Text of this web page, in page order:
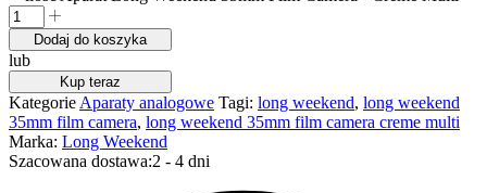
Dodaj do koszyka
lub
Kup teraz
Kategorie Aparaty analogowe Tagi: long weekend, long weekend
35mm film camera, long weekend 35mm film camera creme multi
Marka: Long Weekend
Szacowana dostawa:2 - 4 dni